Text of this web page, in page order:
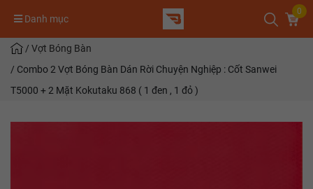
Danh mục
0
/ Vợt Bóng Bàn
/ Combo 2 Vợt Bóng Bàn Dán Rời Chuyện Nghiệp : Cốt Sanwei
T5000 + 2 Mặt Kokutaku 868 ( 1 đen , 1 đỏ )